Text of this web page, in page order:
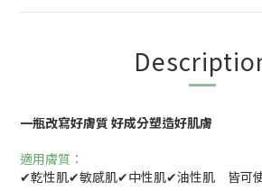
一瓶改寫好膚質 好成分塑造好肌膚
適用膚質：
✔乾性肌✔敏感肌✔中性肌✔油性肌 皆可